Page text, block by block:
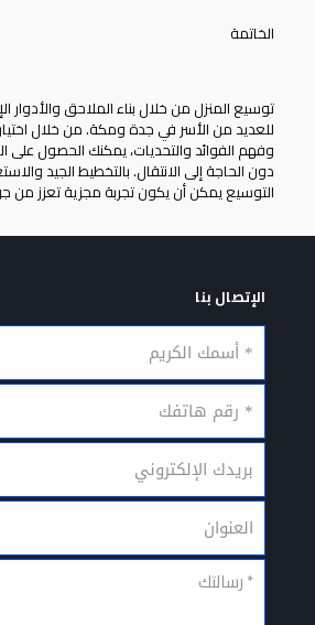
الخاتمة
توسيع المنزل من خلال بناءالملاحق والأدوار
للعديد من الأسر في جدة ومكة. من خلال
وفهم الفوائد والتحديات، يمكنك الحصول على
دون الحاجة إلى الانتقال. بالتخطيط الجيد
التوسيع يمكن أن يكون تجربة مجزية تعزز من
الإتصال بنا